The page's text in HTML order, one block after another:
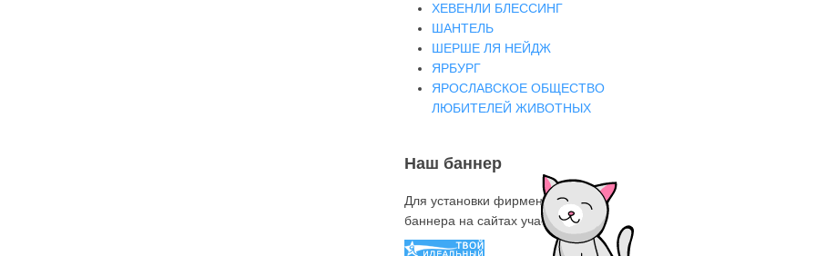
ХЕВЕНЛИ БЛЕССИНГ
ШАНТЕЛЬ
ШЕРШЕ ЛЯ НЕЙДЖ
ЯРБУРГ
ЯРОСЛАВСКОЕ ОБЩЕСТВО
ЛЮБИТЕЛЕЙ ЖИВОТНЫХ
Наш баннер
Для установки фирменного знака-
баннера на сайтах участниках